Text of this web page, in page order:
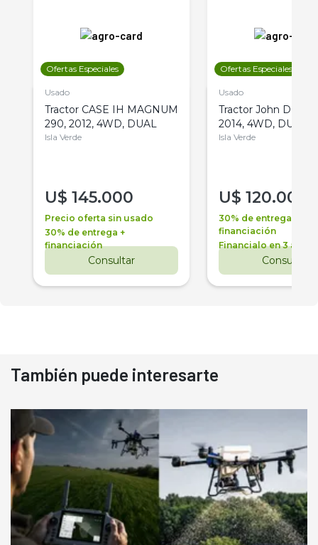
Ofertas Especiales
Usado
Tractor CASE IH MAGNUM
290, 2012, 4WD, DUAL
Isla Verde
U$ 145.000
Precio oferta sin usado
30% de entrega +
financiación
Consultar
Ofertas Especiales
Usado
Tractor John Deere
2014, 4WD, DUAL
Isla Verde
U$ 120.000
30% de entrega +
financiación
Financialo en 3 años
Consultar
También puede interesarte